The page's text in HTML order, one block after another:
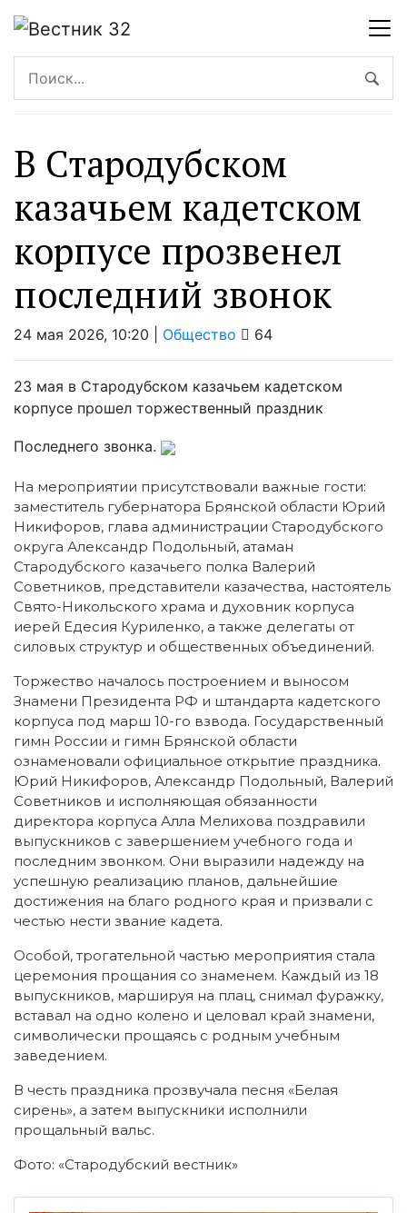
В Стародубском
казачьем кадетском
корпусе прозвенел
последний звонок
24 мая 2026, 10:20 | Общество 64
23 мая в Стародубском казачьем кадетском
корпусе прошел торжественный праздник
Последнего звонка.
На мероприятии присутствовали важные гости:
заместитель губернатора Брянской области Юрий
Никифоров, глава администрации Стародубского
округа Александр Подольный, атаман
Стародубского казачьего полка Валерий
Советников, представители казачества, настоятель
Свято-Никольского храма и духовник корпуса
иерей Едесия Куриленко, а также делегаты от
силовых структур и общественных объединений.
Торжество началось построением и выносом
Знамени Президента РФ и штандарта кадетского
корпуса под марш 10-го взвода. Государственный
гимн России и гимн Брянской области
ознаменовали официальное открытие праздника.
Юрий Никифоров, Александр Подольный, Валерий
Советников и исполняющая обязанности
директора корпуса Алла Мелихова поздравили
выпускников с завершением учебного года и
последним звонком. Они выразили надежду на
успешную реализацию планов, дальнейшие
достижения на благо родного края и призвали с
честью нести звание кадета.
Особой, трогательной частью мероприятия стала
церемония прощания со знаменем. Каждый из 18
выпускников, маршируя на плац, снимал фуражку,
вставал на одно колено и целовал край знамени,
символически прощаясь с родным учебным
заведением.
В честь праздника прозвучала песня «Белая
сирень», а затем выпускники исполнили
прощальный вальс.
Фото: «Стародубский вестник»